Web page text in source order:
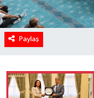
Paylaş